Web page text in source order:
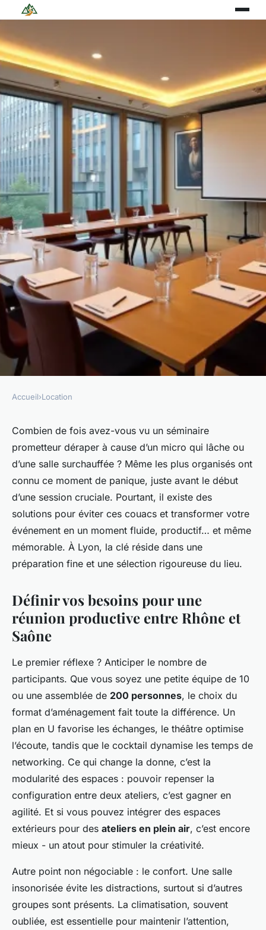
Location de salle de séminaire
à Lyon : les clés pour réussir
votre événement
Callista•10/04/2026 10:20•10 min de lecture
Accueil›Location
Combien de fois avez-vous vu un séminaire
prometteur déraper à cause d’un micro qui lâche ou
d’une salle surchauffée ? Même les plus organisés ont
connu ce moment de panique, juste avant le début
d’une session cruciale. Pourtant, il existe des
solutions pour éviter ces couacs et transformer votre
événement en un moment fluide, productif… et même
mémorable. À Lyon, la clé réside dans une
préparation fine et une sélection rigoureuse du lieu.
Définir vos besoins pour une
réunion productive entre Rhône et
Saône
Le premier réflexe ? Anticiper le nombre de
participants. Que vous soyez une petite équipe de 10
ou une assemblée de 200 personnes, le choix du
format d’aménagement fait toute la différence. Un
plan en U favorise les échanges, le théâtre optimise
l’écoute, tandis que le cocktail dynamise les temps de
networking. Ce qui change la donne, c’est la
modularité des espaces : pouvoir repenser la
configuration entre deux ateliers, c’est gagner en
agilité. Et si vous pouvez intégrer des espaces
extérieurs pour des ateliers en plein air, c’est encore
mieux - un atout pour stimuler la créativité.
Autre point non négociable : le confort. Une salle
insonorisée évite les distractions, surtout si d’autres
groupes sont présents. La climatisation, souvent
oubliée, est essentielle pour maintenir l’attention,